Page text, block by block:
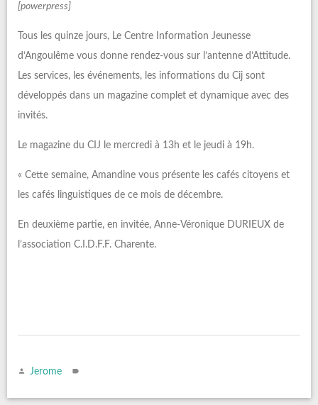
[powerpress]
Tous les quinze jours, Le Centre Information Jeunesse
d’Angoulême vous donne rendez-vous sur l’antenne d’Attitude.
Les services, les événements, les informations du Cij sont
développés dans un magazine complet et dynamique avec des
invités.
Le magazine du CIJ le mercredi à 13h et le jeudi à 19h.
« Cette semaine, Amandine vous présente les cafés citoyens et
les cafés linguistiques de ce mois de décembre.
En deuxième partie, en invitée, Anne-Véronique DURIEUX de
l’association C.I.D.F.F. Charente.
Jerome